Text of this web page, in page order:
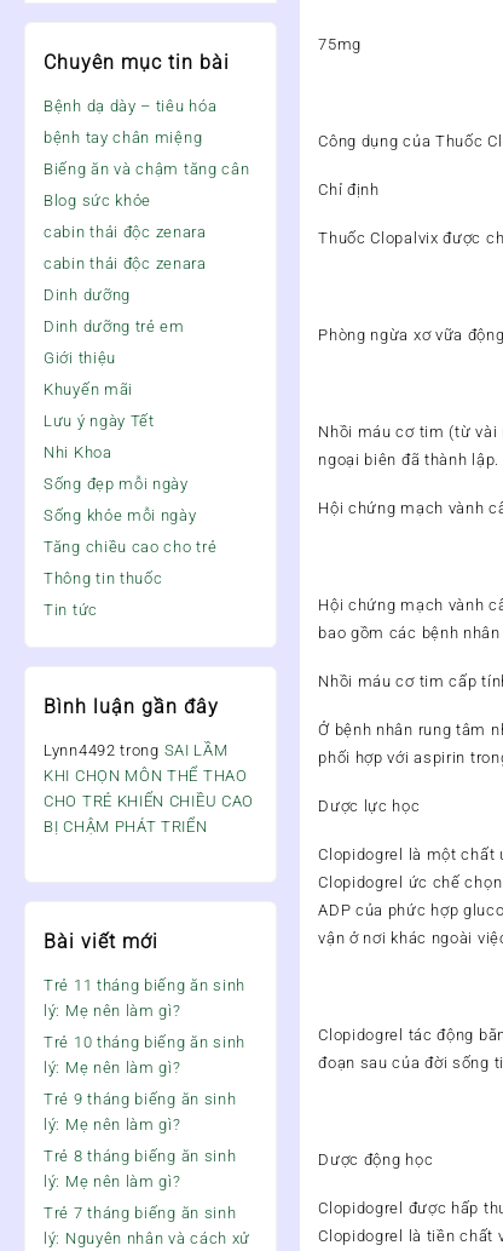
Chuyên mục tin bài
Bệnh dạ dày – tiêu hóa
bệnh tay chân miệng
Biếng ăn và chậm tăng cân
Blog sức khỏe
cabin thải độc zenara
cabin thải độc zenara
Dinh dưỡng
Dinh dưỡng trẻ em
Giới thiệu
Khuyến mãi
Lưu ý ngày Tết
Nhi Khoa
Sống đẹp mỗi ngày
Sống khỏe mỗi ngày
Tăng chiều cao cho trẻ
Thông tin thuốc
Tin tức
Bình luận gần đây
Lynn4492 trong SAI LẦM
KHI CHỌN MÔN THỂ THAO
CHO TRẺ KHIẾN CHIỀU CAO
BỊ CHẬM PHÁT TRIỂN
Bài viết mới
Trẻ 11 tháng biếng ăn sinh
lý: Mẹ nên làm gì?
Trẻ 10 tháng biếng ăn sinh
lý: Mẹ nên làm gì?
Trẻ 9 tháng biếng ăn sinh
lý: Mẹ nên làm gì?
Trẻ 8 tháng biếng ăn sinh
lý: Mẹ nên làm gì?
Trẻ 7 tháng biếng ăn sinh
lý: Nguyên nhân và cách xử
75mg
Công dụng của Thuốc
Chỉ định
Thuốc Clopalvix được
Phòng ngừa xơ vữa
Nhồi máu cơ tim (từ vài
ngoại biên đã thành lập.
Hội chứng mạch vành
Hội chứng mạch vành
bao gồm các bệnh
Nhồi máu cơ tim cấp
Ở bệnh nhân rung tâm
phối hợp với aspirin
Dược lực học
Clopidogrel là một chất
Clopidogrel ức chế
ADP của phức hợp
vận ở nơi khác ngoài
Clopidogrel tác động
đoạn sau của đời sống
Dược động học
Clopidogrel được hấp
Clopidogrel là tiền chất